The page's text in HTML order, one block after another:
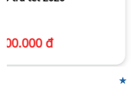
280.000 đ